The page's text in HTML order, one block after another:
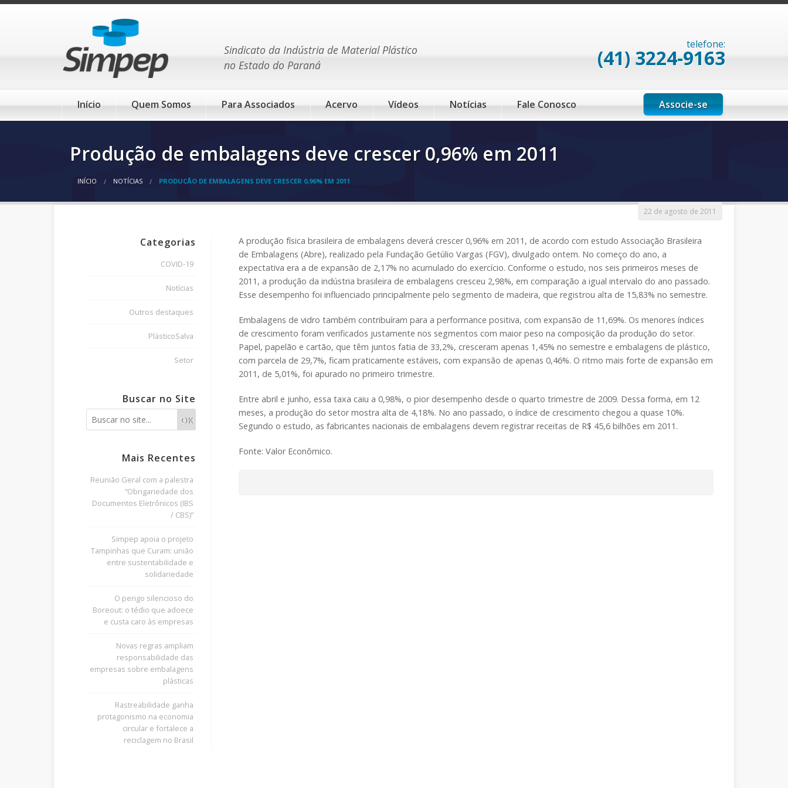
Sindicato da Indústria de Material Plástico
no Estado do Paraná
telefone:
(41) 3224-9163
Início Quem Somos Para Associados Acervo Vídeos Notícias Fale Conosco Associe-se
Produção de embalagens deve crescer 0,96% em 2011
INÍCIO NOTÍCIAS PRODUÇÃO DE EMBALAGENS DEVE CRESCER 0,96% EM 2011
Categorias
COVID-19
Notícias
Outros destaques
PlásticoSalva
Setor
Buscar no Site
OK
Mais Recentes
Reunião Geral com a palestra
“Obrigariedade dos
Documentos Eletrônicos (IBS
/ CBS)”
Simpep apoia o projeto
Tampinhas que Curam: união
entre sustentabilidade e
solidariedade
O perigo silencioso do
Boreout: o tédio que adoece
e custa caro às empresas
Novas regras ampliam
responsabilidade das
empresas sobre embalagens
plásticas
Rastreabilidade ganha
protagonismo na economia
circular e fortalece a
reciclagem no Brasil
22 de agosto de 2011
A produção física brasileira de embalagens deverá crescer 0,96% em 2011, de acordo com estudo Associação Brasileira
de Embalagens (Abre), realizado pela Fundação Getúlio Vargas (FGV), divulgado ontem. No começo do ano, a
expectativa era a de expansão de 2,17% no acumulado do exercício. Conforme o estudo, nos seis primeiros meses de
2011, a produção da indústria brasileira de embalagens cresceu 2,98%, em comparação a igual intervalo do ano passado.
Esse desempenho foi influenciado principalmente pelo segmento de madeira, que registrou alta de 15,83% no semestre.
Embalagens de vidro também contribuíram para a performance positiva, com expansão de 11,69%. Os menores índices
de crescimento foram verificados justamente nos segmentos com maior peso na composição da produção do setor.
Papel, papelão e cartão, que têm juntos fatia de 33,2%, cresceram apenas 1,45% no semestre e embalagens de plástico,
com parcela de 29,7%, ficam praticamente estáveis, com expansão de apenas 0,46%. O ritmo mais forte de expansão em
2011, de 5,01%, foi apurado no primeiro trimestre.
Entre abril e junho, essa taxa caiu a 0,98%, o pior desempenho desde o quarto trimestre de 2009. Dessa forma, em 12
meses, a produção do setor mostra alta de 4,18%. No ano passado, o índice de crescimento chegou a quase 10%.
Segundo o estudo, as fabricantes nacionais de embalagens devem registrar receitas de R$ 45,6 bilhões em 2011.
Fonte: Valor Econômico.